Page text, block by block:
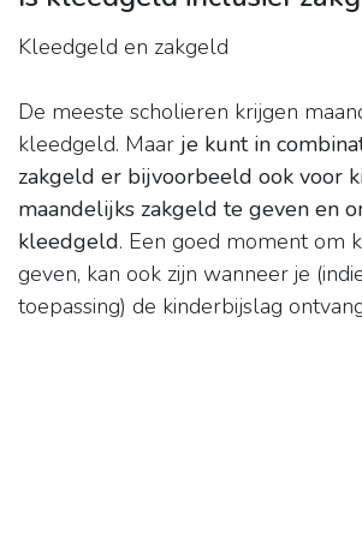
Kleedgeld en zakgeld
De meeste scholieren krijgen
kleedgeld. Maar je kunt in
zakgeld er bijvoorbeeld ook voor
maandelijks zakgeld te geven en
kleedgeld. Een goed moment om
geven, kan ook zijn wanneer je
toepassing) de kinderbijslag